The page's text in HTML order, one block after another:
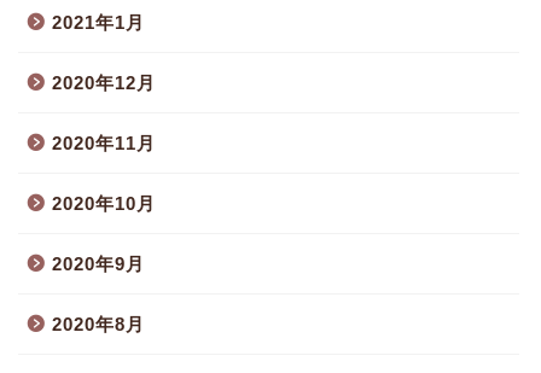
2021年1月
2020年12月
2020年11月
2020年10月
2020年9月
2020年8月